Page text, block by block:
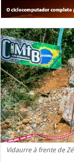
Vidaurre à frente de